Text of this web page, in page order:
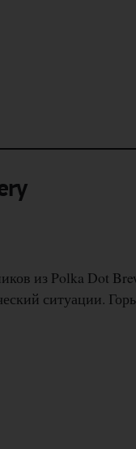
из Polka Dot
ситуации.